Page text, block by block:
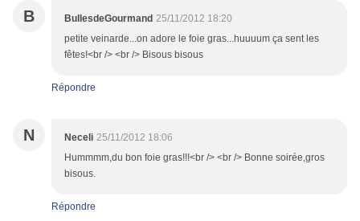
B BullesdeGourmand 25/11/2012 18:20
petite veinarde...on adore le foie gras...huuuum ça sent les
fêtes!<br /> <br /> Bisous bisous
Répondre
N Neceli 25/11/2012 18:06
Hummmm,du bon foie gras!!!<br /> <br /> Bonne soirée,gros
bisous.
Répondre